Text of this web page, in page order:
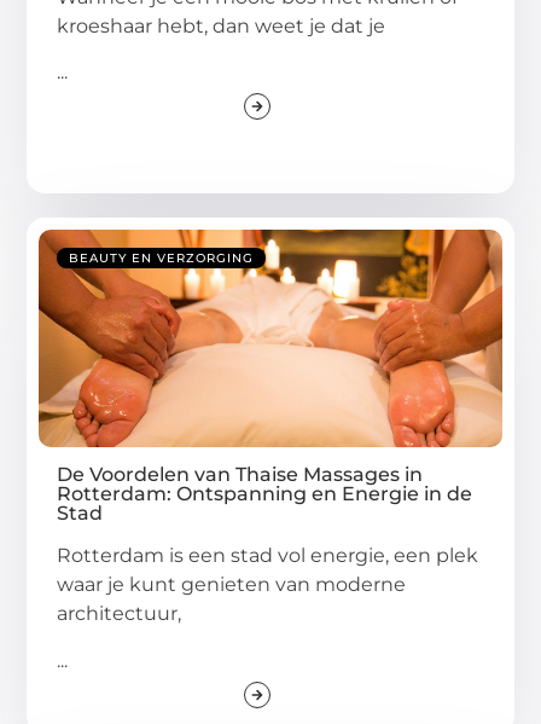
kroeshaar hebt, dan weet je dat je
...
BEAUTY EN VERZORGING
De Voordelen van Thaise Massages in
Rotterdam: Ontspanning en Energie in de
Stad
Rotterdam is een stad vol energie, een plek
waar je kunt genieten van moderne
architectuur,
...